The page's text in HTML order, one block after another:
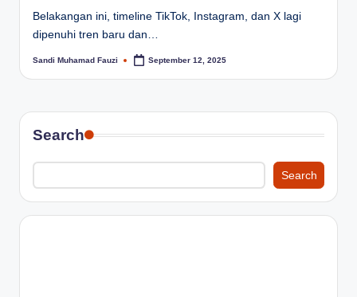
Belakangan ini, timeline TikTok, Instagram, dan X lagi
dipenuhi tren baru dan…
Posted
Sandi Muhamad Fauzi September 12, 2025
Search
Search